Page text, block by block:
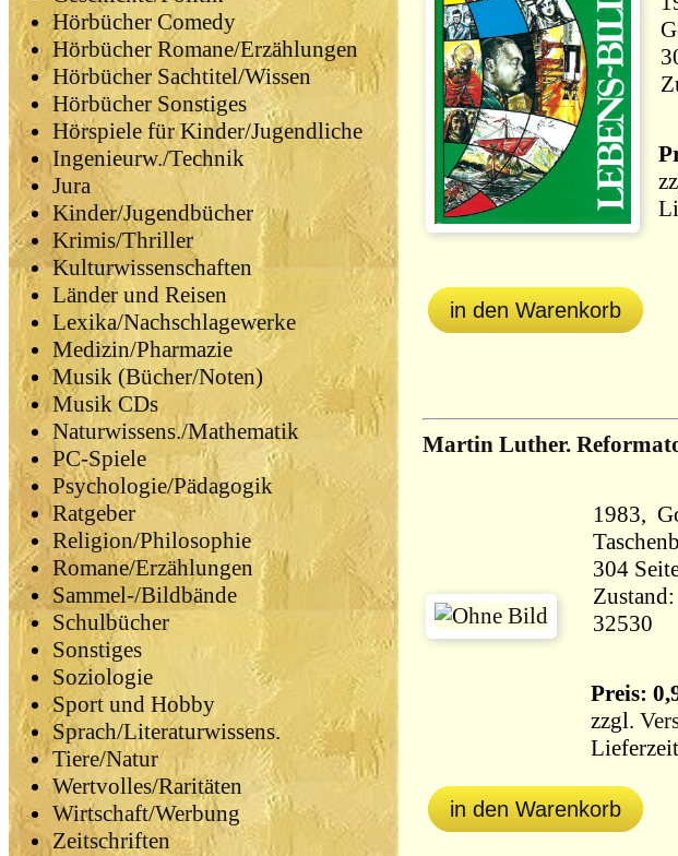
Hörbücher Comedy
Hörbücher Romane/Erzählungen
Hörbücher Sachtitel/Wissen
Hörbücher Sonstiges
Hörspiele für Kinder/Jugendliche
Ingenieurw./Technik
Jura
Kinder/Jugendbücher
Krimis/Thriller
Kulturwissenschaften
Länder und Reisen
Lexika/Nachschlagewerke
Medizin/Pharmazie
Musik (Bücher/Noten)
Musik CDs
Naturwissens./Mathematik
PC-Spiele
Psychologie/Pädagogik
Ratgeber
Religion/Philosophie
Romane/Erzählungen
Sammel-/Bildbände
Schulbücher
Sonstiges
Soziologie
Sport und Hobby
Sprach/Literaturwissens.
Tiere/Natur
Wertvolles/Raritäten
Wirtschaft/Werbung
Zeitschriften
in den Warenkorb
Martin Luther.
1983,
32530
Preis:
zzgl.
in den Warenkorb